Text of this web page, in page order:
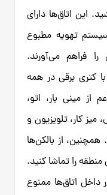
این اتاق‌ها دارای
تهویه مطبوع
فراهم می‌آورند.
کتری برقی در همه
از مینی بار، اتو،
کار، تلویزیون و
از بالکن‌ها
را تماشا کنید.
داخل اتاق‌ها ممنوع